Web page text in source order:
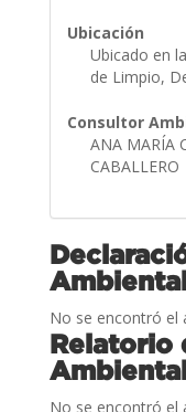
Ubicación
Ubicado en
de Limpio,
Consultor
ANA MARÍA
CABALLERO
No se encontró el
Relatorio
No se encontró el